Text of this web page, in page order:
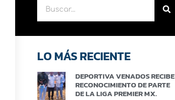
LO MÁS RECIENTE
DEPORTIVA VENADOS RECIBE
RECONOCIMIENTO DE PARTE
DE LA LIGA PREMIER MX.